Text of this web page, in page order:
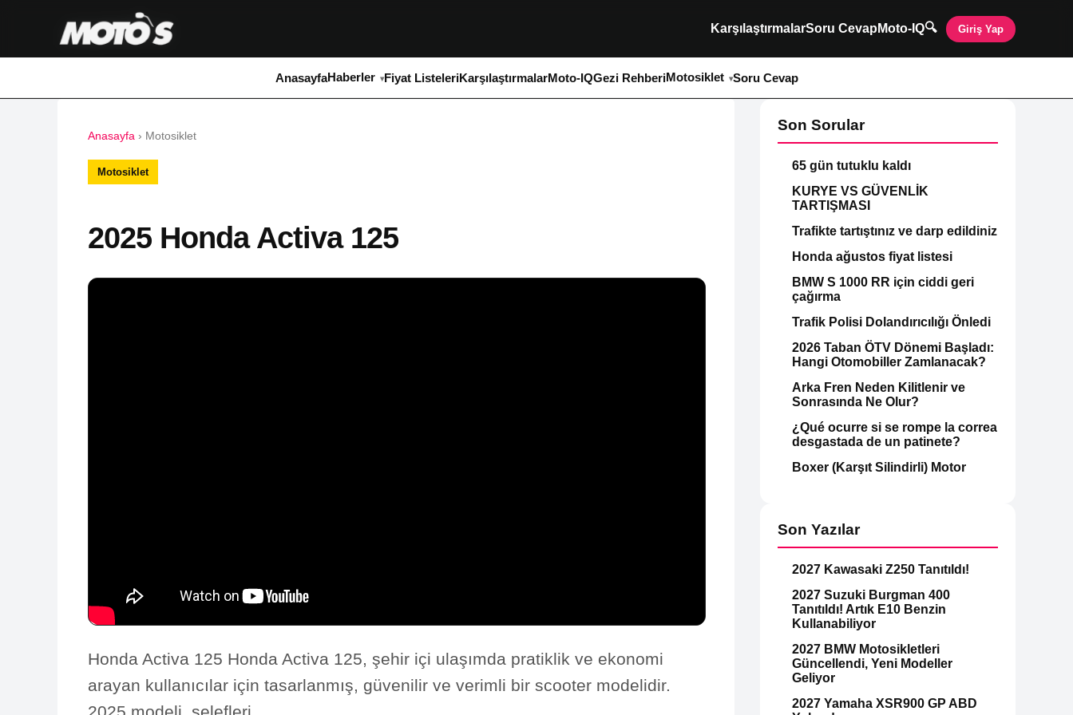
KarşılaştırmalarSoru Cevap Moto-IQ🔍 Giriş Yap
AnasayfaHaberler Fiyat ListeleriKarşılaştırmalarMoto-IQGezi RehberiMotosiklet Soru Cevap
Anasayfa › Motosiklet
Motosiklet
2025 Honda Activa 125
Honda Activa 125 Honda Activa 125, şehir içi ulaşımda pratiklik ve ekonomi
arayan kullanıcılar için tasarlanmış, güvenilir ve verimli bir scooter modelidir.
Son Sorular
65 gün tutuklu kaldı
KURYE VS GÜVENLİK
TARTIŞMASI
Trafikte tartıştınız ve darp edildiniz
Honda ağustos fiyat listesi
BMW S 1000 RR için ciddi geri
çağırma
Trafik Polisi Dolandırıcılığı Önledi
2026 Taban ÖTV Dönemi Başladı:
Hangi Otomobiller Zamlanacak?
Arka Fren Neden Kilitlenir ve
Sonrasında Ne Olur?
¿Qué ocurre si se rompe la correa
desgastada de un patinete?
Boxer (Karşıt Silindirli) Motor
Son Yazılar
2027 Kawasaki Z250 Tanıtıldı!
2027 Suzuki Burgman 400
Tanıtıldı! Artık E10 Benzin
Kullanabiliyor
2027 BMW Motosikletleri
Güncellendi, Yeni Modeller
Geliyor
2027 Yamaha XSR900 GP ABD